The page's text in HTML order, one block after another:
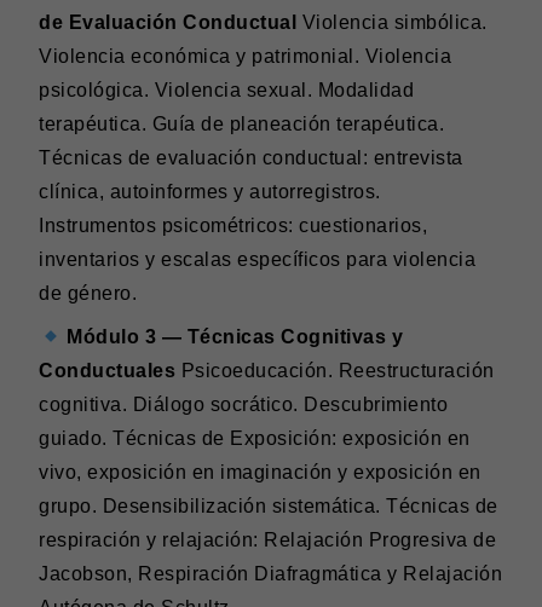
de Evaluación Conductual Violencia simbólica.
Violencia económica y patrimonial. Violencia
psicológica. Violencia sexual. Modalidad
terapéutica. Guía de planeación terapéutica.
Técnicas de evaluación conductual: entrevista
clínica, autoinformes y autorregistros.
Instrumentos psicométricos: cuestionarios,
inventarios y escalas específicos para violencia
de género.
Módulo 3 — Técnicas Cognitivas y
Conductuales Psicoeducación. Reestructuración
cognitiva. Diálogo socrático. Descubrimiento
guiado. Técnicas de Exposición: exposición en
vivo, exposición en imaginación y exposición en
grupo. Desensibilización sistemática. Técnicas de
respiración y relajación: Relajación Progresiva de
Jacobson, Respiración Diafragmática y Relajación